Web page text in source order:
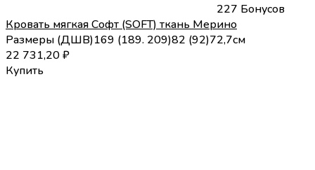
227 Бонусов
Кровать мягкая Софт (SOFT) ткань Мерино
Размеры (ДШВ)169 (189. 209)82 (92)72,7см
22 731,20₽
Купить